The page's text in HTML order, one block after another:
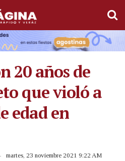
20 años de
que violó a
edad en
martes, 23 noviembre 2021 9:22 AM